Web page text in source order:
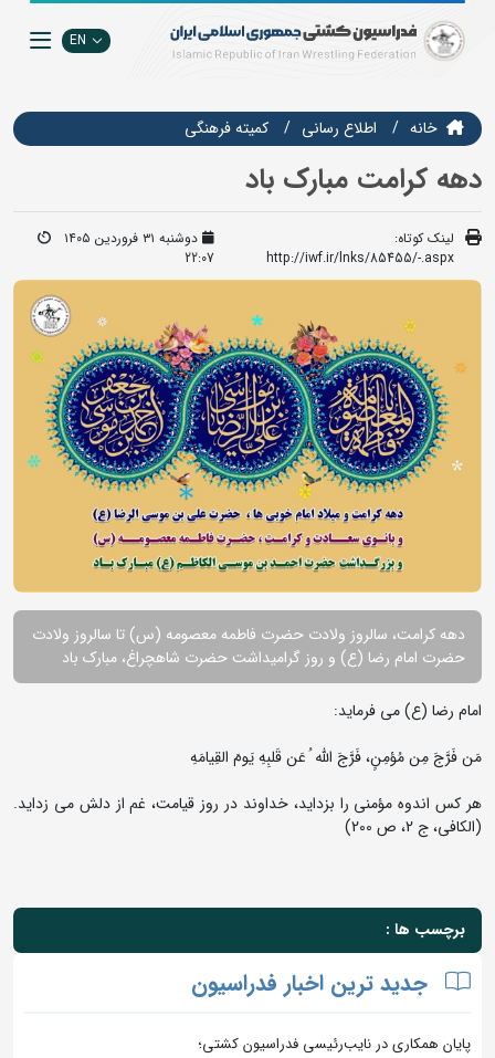
EN
خانه اطلاع رسانی كميته فرهنگي
دهه کرامت مبارک باد
لینک کوتاه:
http://iwf.ir/lnks/85455/-.aspx
دوشنبه ۳۱ فروردین ۱۴۰۵
22:07
دهه کرامت، سالروز ولادت حضرت فاطمه معصومه (س) تا سالروز ولادت
حضرت امام رضا (ع) و روز گرامیداشت حضرت شاهچراغ، مبارک باد
امام رضا (ع) می فرماید:
مَن فَرَّجَ مِن مُؤمِنٍ، فَرَّجَ اللّه ُ عَن قَلبِهِ یَومَ القِیامَهِ
هر کس اندوه مؤمنی را بزداید، خداوند در روز قیامت، غم از دلش می زداید.
(الکافی، ج 2، ص 200)
برچسب ها :
جدید ترین اخبار فدراسیون
پایان همکاری در نایب‌رئیسی فدراسیون کشتی؛